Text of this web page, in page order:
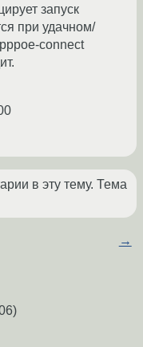
запуск
при удачном/
connect
в эту тему. Тема
→